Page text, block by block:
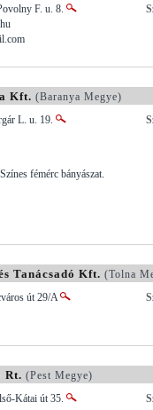
F. u. 8.
Kft. (Baranya Megye)
L. u. 19.
fémérc bányászat.
Tanácsadó Kft. (Tolna
út 29/A
Rt. (Pest Megye)
Kátai út 35.